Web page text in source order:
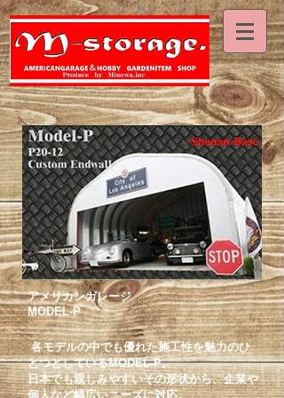
アメリカンガレージ
MODEL-P
各モデルの中でも優れた施工性を魅力のひ
とつとしているMODEL-P。
日本でも親しみやすいその形状から、企業や
個人など幅広いニーズに対応。